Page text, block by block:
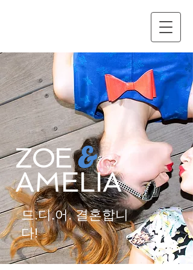
ZOE&
AMELIA
드.디.어. 결혼합니
다!